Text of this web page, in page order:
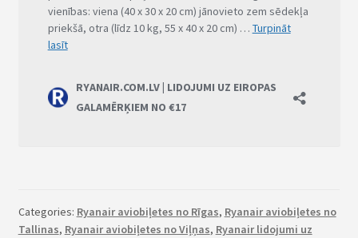
Categories: Ryanair aviobiļetes no Rīgas, Ryanair aviobiļetes no
Tallinas, Ryanair aviobiļetes no Viļņas, Ryanair lidojumi uz